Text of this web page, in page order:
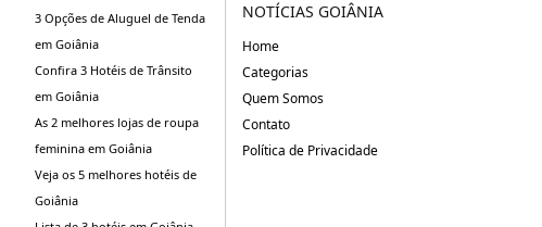
3 Opções de Aluguel de Tenda
em Goiânia
Confira 3 Hotéis de Trânsito
em Goiânia
As 2 melhores lojas de roupa
feminina em Goiânia
Veja os 5 melhores hotéis de
Goiânia
NOTÍCIAS GOIÂNIA
Home
Categorias
Quem Somos
Contato
Política de Privacidade